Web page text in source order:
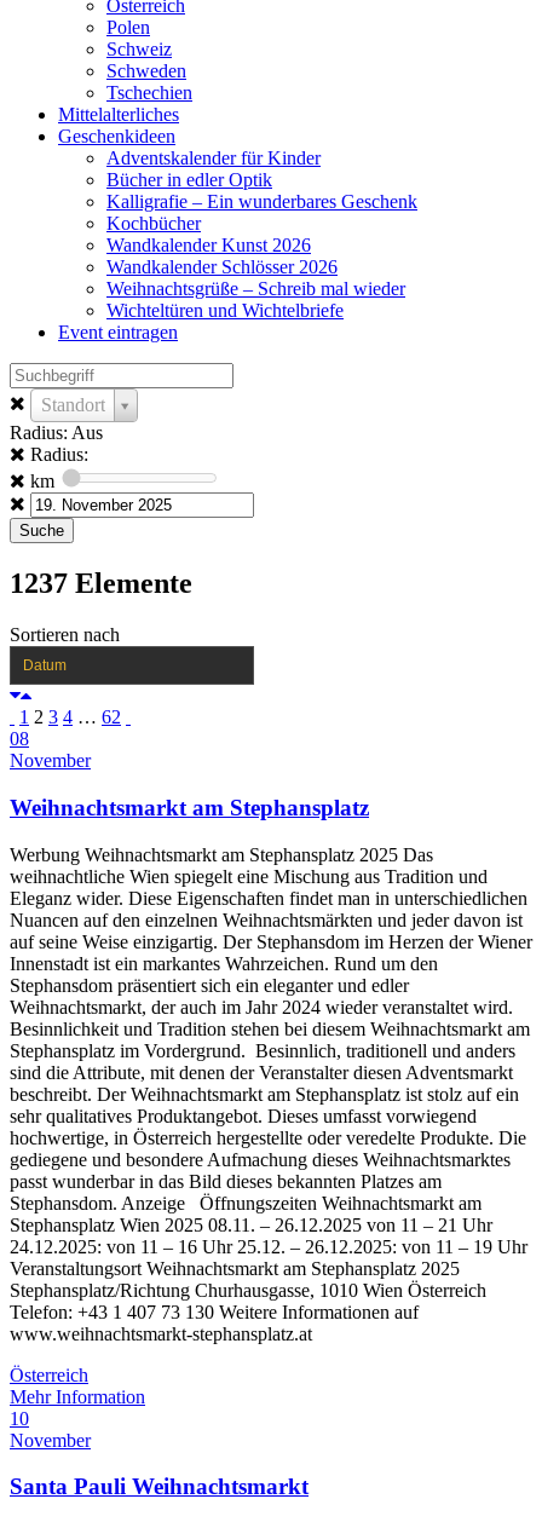
Österreich
Polen
Schweiz
Schweden
Tschechien
Mittelalterliches
Geschenkideen
Adventskalender für Kinder
Bücher in edler Optik
Kalligrafie – Ein wunderbares Geschenk
Kochbücher
Wandkalender Kunst 2026
Wandkalender Schlösser 2026
Weihnachtsgrüße – Schreib mal wieder
Wichteltüren und Wichtelbriefe
Event eintragen
Standort
Radius: Aus
Radius:
km
1237 Elemente
Sortieren nach
Datum
1 2 3 4 … 62
08
November
Weihnachtsmarkt am Stephansplatz
Werbung Weihnachtsmarkt am Stephansplatz 2025 Das
weihnachtliche Wien spiegelt eine Mischung aus Tradition und
Eleganz wider. Diese Eigenschaften findet man in unterschiedlichen
Nuancen auf den einzelnen Weihnachtsmärkten und jeder davon ist
auf seine Weise einzigartig. Der Stephansdom im Herzen der Wiener
Innenstadt ist ein markantes Wahrzeichen. Rund um den
Stephansdom präsentiert sich ein eleganter und edler
Weihnachtsmarkt, der auch im Jahr 2024 wieder veranstaltet wird.
Besinnlichkeit und Tradition stehen bei diesem Weihnachtsmarkt am
Stephansplatz im Vordergrund. Besinnlich, traditionell und anders
sind die Attribute, mit denen der Veranstalter diesen Adventsmarkt
beschreibt. Der Weihnachtsmarkt am Stephansplatz ist stolz auf ein
sehr qualitatives Produktangebot. Dieses umfasst vorwiegend
hochwertige, in Österreich hergestellte oder veredelte Produkte. Die
gediegene und besondere Aufmachung dieses Weihnachtsmarktes
passt wunderbar in das Bild dieses bekannten Platzes am
Stephansdom. Anzeige Öffnungszeiten Weihnachtsmarkt am
Stephansplatz Wien 2025 08.11. – 26.12.2025 von 11 – 21 Uhr
24.12.2025: von 11 – 16 Uhr 25.12. – 26.12.2025: von 11 – 19 Uhr
Veranstaltungsort Weihnachtsmarkt am Stephansplatz 2025
Stephansplatz/Richtung Churhausgasse, 1010 Wien Österreich
Telefon: +43 1 407 73 130 Weitere Informationen auf
www.weihnachtsmarkt-stephansplatz.at
Österreich
Mehr Information
10
November
Santa Pauli Weihnachtsmarkt